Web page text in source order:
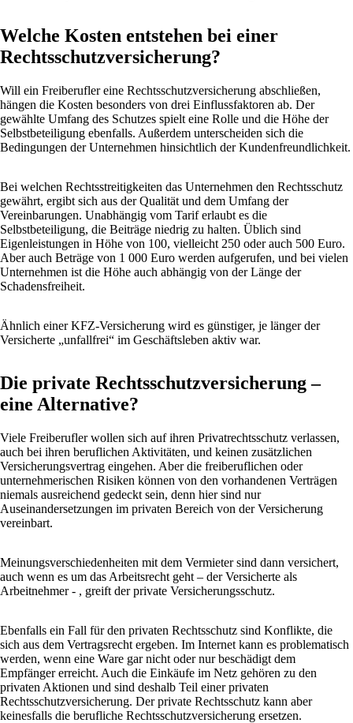
Welche Kosten entstehen bei einer
Rechtsschutzversicherung?
Will ein Freiberufler eine Rechtsschutzversicherung abschließen,
hängen die Kosten besonders von drei Einflussfaktoren ab. Der
gewählte Umfang des Schutzes spielt eine Rolle und die Höhe der
Selbstbeteiligung ebenfalls. Außerdem unterscheiden sich die
Bedingungen der Unternehmen hinsichtlich der Kundenfreundlichkeit.
Bei welchen Rechtsstreitigkeiten das Unternehmen den Rechtsschutz
gewährt, ergibt sich aus der Qualität und dem Umfang der
Vereinbarungen. Unabhängig vom Tarif erlaubt es die
Selbstbeteiligung, die Beiträge niedrig zu halten. Üblich sind
Eigenleistungen in Höhe von 100, vielleicht 250 oder auch 500 Euro.
Aber auch Beträge von 1 000 Euro werden aufgerufen, und bei vielen
Unternehmen ist die Höhe auch abhängig von der Länge der
Schadensfreiheit.
Ähnlich einer KFZ-Versicherung wird es günstiger, je länger der
Versicherte „unfallfrei“ im Geschäftsleben aktiv war.
Die private Rechtsschutzversicherung –
eine Alternative?
Viele Freiberufler wollen sich auf ihren Privatrechtsschutz verlassen,
auch bei ihren beruflichen Aktivitäten, und keinen zusätzlichen
Versicherungsvertrag eingehen. Aber die freiberuflichen oder
unternehmerischen Risiken können von den vorhandenen Verträgen
niemals ausreichend gedeckt sein, denn hier sind nur
Auseinandersetzungen im privaten Bereich von der Versicherung
vereinbart.
Meinungsverschiedenheiten mit dem Vermieter sind dann versichert,
auch wenn es um das Arbeitsrecht geht – der Versicherte als
Arbeitnehmer - , greift der private Versicherungsschutz.
Ebenfalls ein Fall für den privaten Rechtsschutz sind Konflikte, die
sich aus dem Vertragsrecht ergeben. Im Internet kann es problematisch
werden, wenn eine Ware gar nicht oder nur beschädigt dem
Empfänger erreicht. Auch die Einkäufe im Netz gehören zu den
privaten Aktionen und sind deshalb Teil einer privaten
Rechtsschutzversicherung. Der private Rechtsschutz kann aber
keinesfalls die berufliche Rechtsschutzversicherung ersetzen.